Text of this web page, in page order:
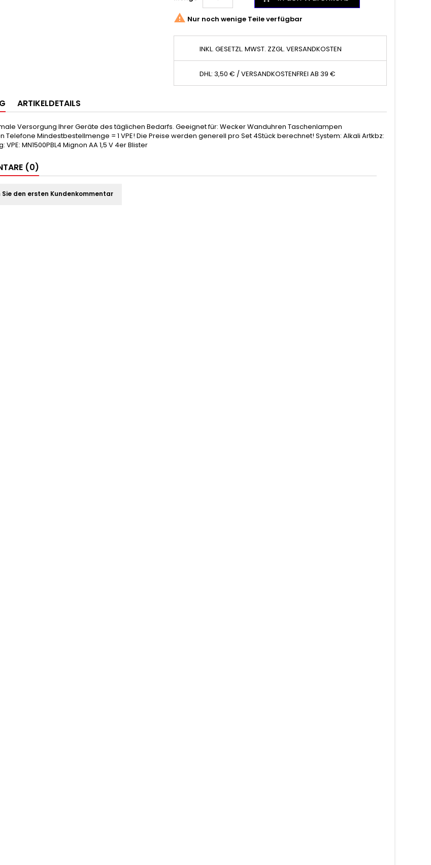
 Nur noch wenige Teile verfügbar
INKL. GESETZL. MWST. ZZGL. VERSANDKOSTEN
DHL: 3,50 € / VERSANDKOSTENFREI AB 39 €
ARTIKELDETAILS
Versorgung Ihrer Geräte des täglichen Bedarfs. Geeignet für: Wecker Wanduhren Taschenlampen
Telefone Mindestbestellmenge = 1 VPE! Die Preise werden generell pro Set 4Stück berechnet! System: Alkali Artkbz:
MN1500PBL4 Mignon AA 1,5 V 4er Blister
(0)
Sie den ersten Kundenkommentar